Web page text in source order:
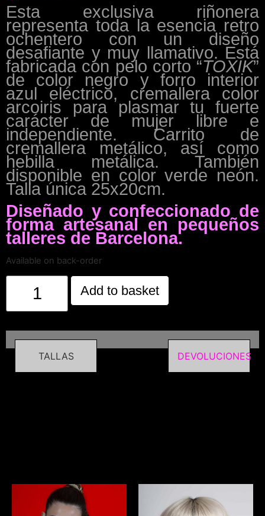
Esta exclusiva riñonera
representa toda la esencia retro
ochentero con un diseño
desafiante y muy llamativo. Está
fabricada con pelo corto “TOXIK”
de color negro y forro interior
azul eléctrico, cremallera color
arcoiris para plasmar tu fuerte
carácter de mujer libre e
independiente. Carrito de
cremallera metálico, así como
hebilla metálica. También
disponible en color verde neón.
Talla única 25x20cm.
Diseñado y confeccionado de
forma artesanal en pequeños
talleres de Barcelona.
Available on back-order
Add to basket
TALLAS DEVOLUCIONES